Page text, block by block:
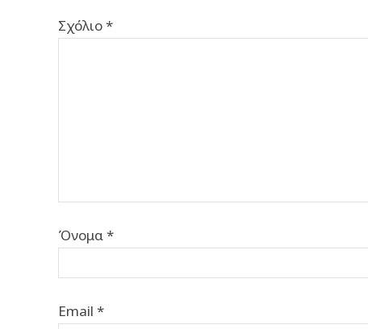
Σχόλιο*
Όνομα*
Email *